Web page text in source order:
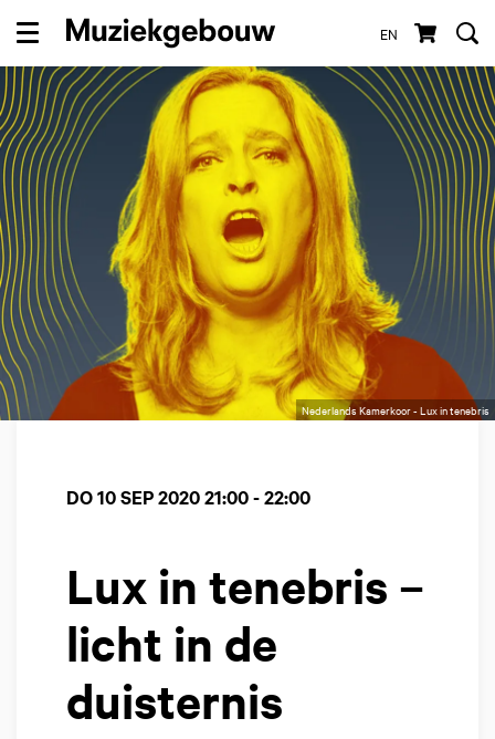
EN
Menu
Nederlands Kamerkoor - Lux in tenebris
Lux in tenebris –
licht in de
duisternis
DO 10 SEP 202021:00 - 22:00